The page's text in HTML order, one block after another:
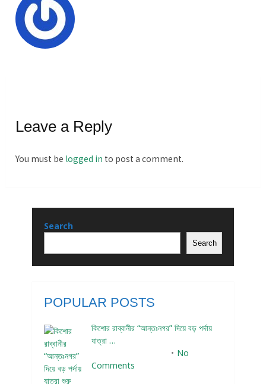
Leave a Reply
You must be logged in to post a comment.
Search
Search
POPULAR POSTS
কিশোর রাব্বানীর “আন্তঃনগর” দিয়ে বড় পর্দায়
যাত্রা …
No
Comments